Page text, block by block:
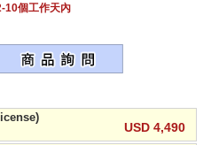
10個工作天內
USD 4,490